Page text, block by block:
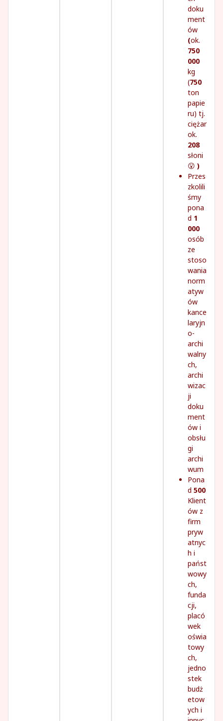
doku
ment
ów
(ok.
750
000
kg
(750
ton
papie
ru) tj.
ciężar
ok.
208
słoni
😮 )
Przes
zkolili
śmy
pona
d 1
000
osób
ze
stoso
wania
norm
atyw
ów
kance
laryjn
o-
archi
walny
ch,
archi
wizac
ji
doku
ment
ów i
obsłu
gi
archi
wum
Pona
d 500
Klient
ów z
firm
pryw
atnyc
h i
państ
wowy
ch,
funda
cji,
placó
wek
oświa
towy
ch,
jedno
stek
budż
etow
ych i